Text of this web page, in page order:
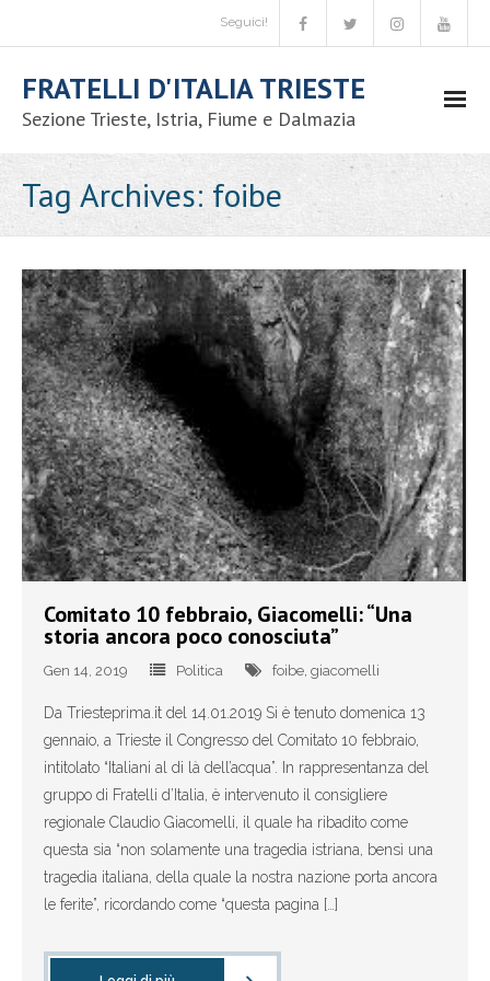
Seguici!
FRATELLI D'ITALIA TRIESTE
Sezione Trieste, Istria, Fiume e Dalmazia
- Chi siamo
- Codice etico
- Iniziative nazionali
- Congressi comunali
- - Candidatura coordinatore comunale
- - Congressi comunali – circolo Trieste
- - Congressi comunali – circolo Duino Aurisina,
Sgonico e Monrupino
- - Congressi comunali – circolo Muggia e San Dorligo
della Valle
- Congresso nazionale Fratelli d’Italia 2017 - Trieste
- - Guida alle prenotazioni
- - Tour visite guidate a Trieste
- Elezioni politiche 2018
Tag Archives: foibe
Comitato 10 febbraio, Giacomelli: “Una
storia ancora poco conosciuta”
Gen 14, 2019 Politica foibe, giacomelli
Da Triesteprima.it del 14.01.2019 Si è tenuto domenica 13
gennaio, a Trieste il Congresso del Comitato 10 febbraio,
intitolato “Italiani al di là dell’acqua”. In rappresentanza del
gruppo di Fratelli d’Italia, è intervenuto il consigliere
regionale Claudio Giacomelli, il quale ha ribadito come
questa sia “non solamente una tragedia istriana, bensì una
tragedia italiana, della quale la nostra nazione porta ancora
le ferite”, ricordando come “questa pagina […]